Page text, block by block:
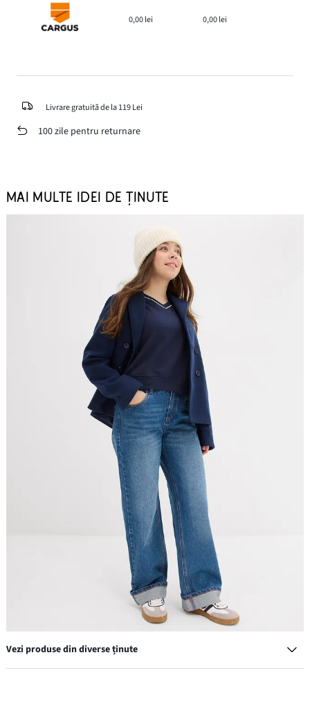
0,00 lei 0,00 lei
Livrare gratuită de la 119 Lei
100 zile pentru returnare
MAI MULTE IDEI DE ȚINUTE
Vezi produse din diverse ținute